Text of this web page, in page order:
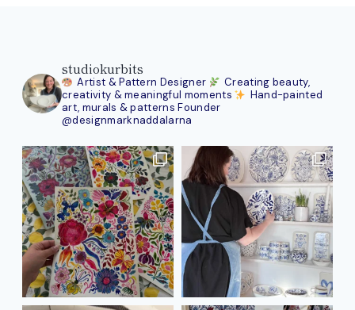
studiokurbits
Artist & Pattern Designer
Creating beauty,
creativity & meaningful moments
Hand-painted
art, murals & patterns Founder
@designmarknaddalarna